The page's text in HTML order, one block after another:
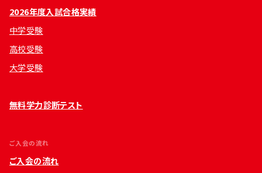
2026年度入試合格実績
中学受験
高校受験
大学受験
無料学力診断テスト
ご入会の流れ
ご入会の流れ